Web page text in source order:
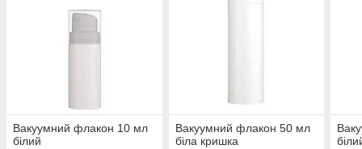
Вакуумний флакон 10 мл
білий
Вакуумний флакон 50 мл
біла кришка